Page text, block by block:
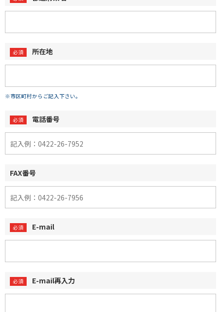
所在地
※市区町村からご記入下さい。
電話番号
FAX番号
E-mail
E-mail再入力